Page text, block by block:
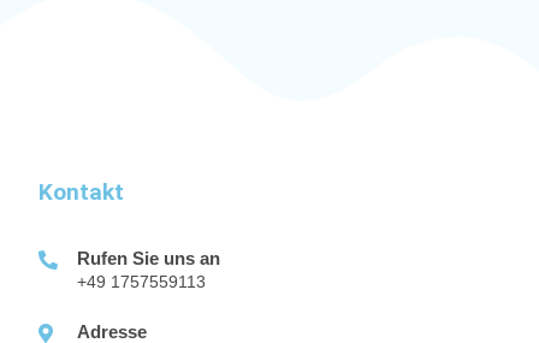
Kontakt
Rufen Sie uns an
+49 1757559113
Adresse